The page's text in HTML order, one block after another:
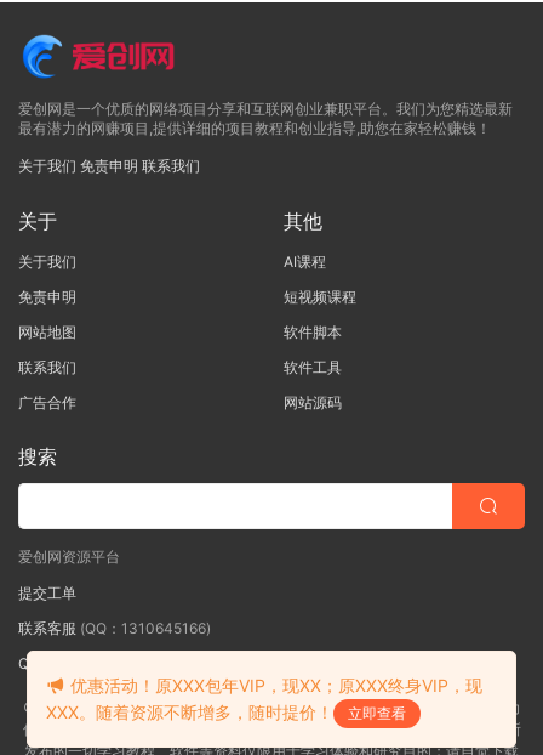
爱创网是一个优质的网络项目分享和互联网创业兼职平台。我们为您精选最新
最有潜力的网赚项目,提供详细的项目教程和创业指导,助您在家轻松赚钱！
关于我们 免责申明 联系我们
关于
关于我们
免责申明
网站地图
联系我们
广告合作
其他
AI课程
短视频课程
软件脚本
软件工具
网站源码
搜索
爱创网资源平台
提交工单
联系客服 (QQ：1310645166)
QQ群
©2018-2026爱创网网内容全部来自网络，版权争议与本站无关，如果您认为
侵犯了您的合法权益,请联系我们删除，并向所有持版权者致最深歉意！本站所
发布的一切学习教程、软件等资料仅限用于学习体验和研究目的；请自觉下载
优惠活动！原XXX包年VIP，现XX；原XXX终身VIP，现
XXX。随着资源不断增多，随时提价！
立即查看